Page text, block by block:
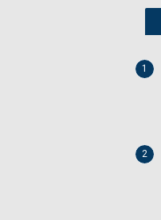
1
2